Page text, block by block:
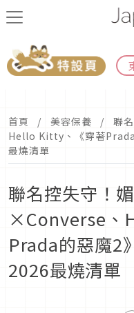
首頁 美容保養
聯
Hello Kitty、《穿著
最燒清單
聯名控失守！
×Converse、
Prada的惡魔2
2026最燒清單